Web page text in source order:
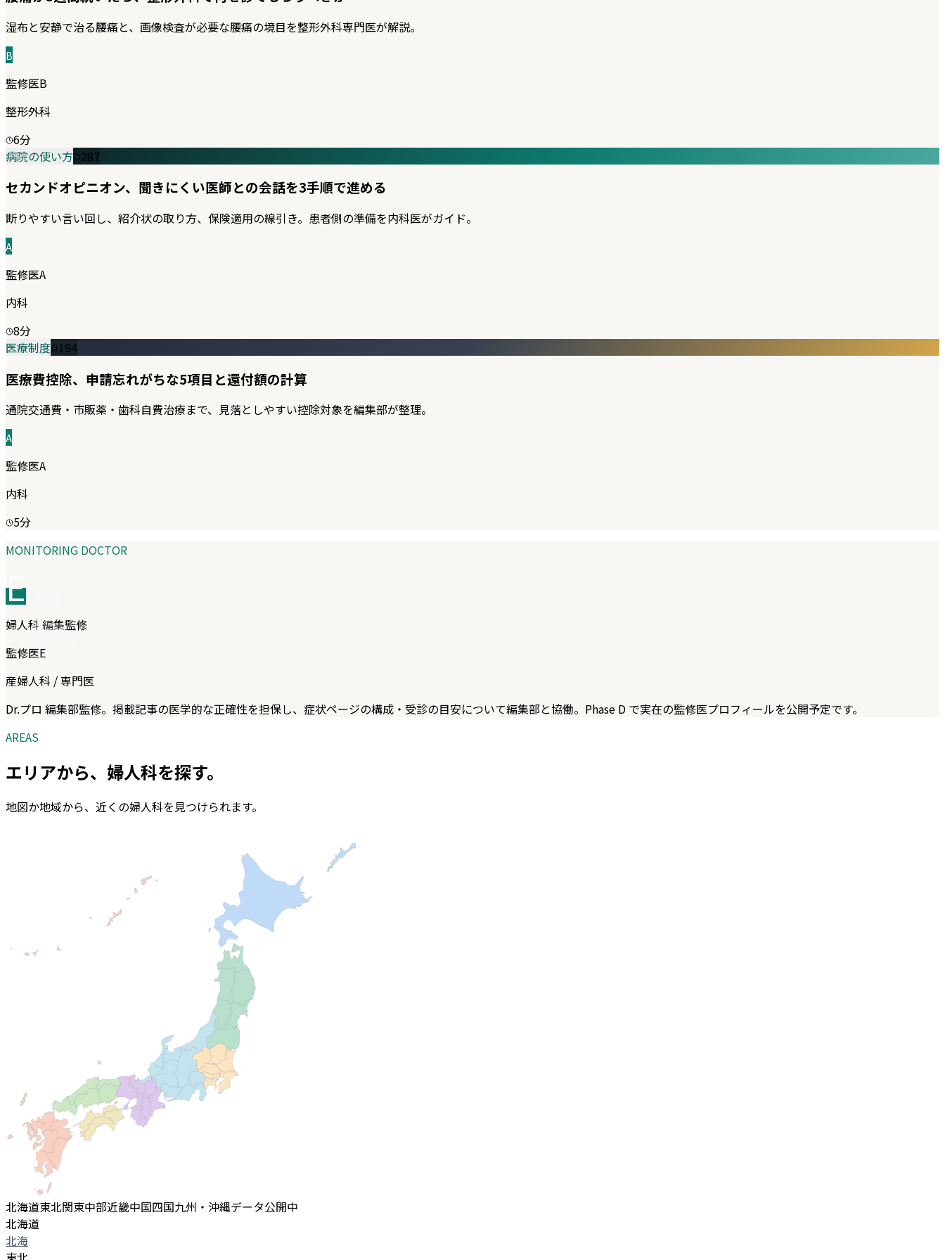
湿布と安静で治る腰痛と、画像検査が必要な腰痛の境目を整形外科専門医が解説。
B
監修医B
整形外科
6分
病院の使い方 287
セカンドオピニオン、聞きにくい医師との会話を3手順で進める
断りやすい言い回し、紹介状の取り方、保険適用の線引き。患者側の準備を内科医がガイド。
A
監修医A
内科
8分
医療制度 194
医療費控除、申請忘れがちな5項目と還付額の計算
通院交通費・市販薬・歯科自費治療まで、見落としやすい控除対象を編集部が整理。
A
監修医A
内科
5分
MONITORING DOCTOR
E
婦人科 編集監修
監修医E
産婦人科 / 専門医
Dr.プロ 編集部監修。掲載記事の医学的な正確性を担保し、症状ページの構成・受診の目安について編集部と協働。Phase D で実在の監修医プロフィールを公開予定です。
AREAS
エリアから、 婦人科を探す。
地図か地域から、近くの婦人科を見つけられます。
北海道東北関東中部近畿中国四国九州・沖縄データ公開中
北海道
北海